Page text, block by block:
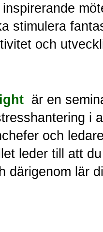
stimulera
och
är en
i
och
leder till att
därigenom lär